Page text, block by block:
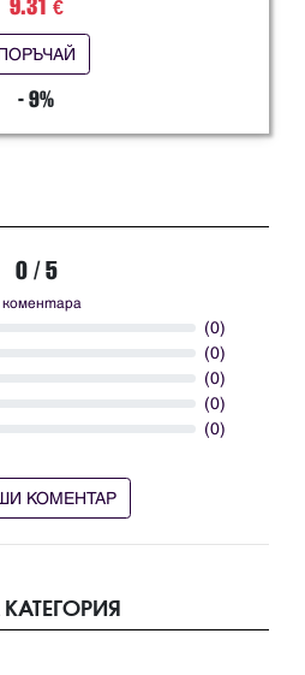
9.31 €
- 9%
0 / 5
коментара
(0)
(0)
(0)
(0)
(0)
КОМЕНТАР